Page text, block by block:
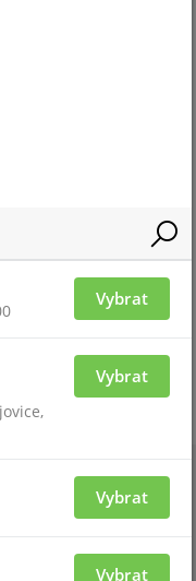
Vybrat
Vybrat
Vybrat
Vybrat